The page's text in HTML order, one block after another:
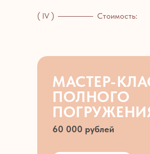
Стоимость:
( IV )
МАСТЕР-
ПОЛНОГО
60 000 рублей